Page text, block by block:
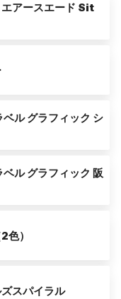
エアースエード Sit
ル グラフィック シ
ル グラフィック 阪
色）
スパイラル